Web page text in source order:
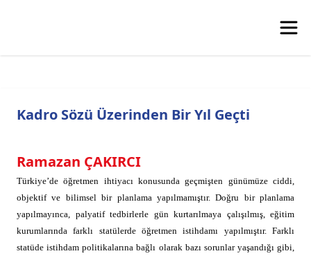
Kadro Sözü Üzerinden Bir Yıl Geçti
Ramazan ÇAKIRCI
Türkiye’de öğretmen ihtiyacı konusunda geçmişten günümüze ciddi,
objektif ve bilimsel bir planlama yapılmamıştır. Doğru bir planlama
yapılmayınca, palyatif tedbirlerle gün kurtarılmaya çalışılmış, eğitim
kurumlarında farklı statülerde öğretmen istihdamı yapılmıştır. Farklı
statüde istihdam politikalarına bağlı olarak bazı sorunlar yaşandığı gibi,